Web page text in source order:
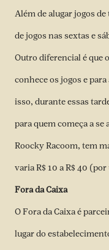
Além de alugar jogos
de jogos nas sextas e
Outro diferencial é que
conhece os jogos e
isso, durante essas
para quem começa a
Roocky Racoom, tem
varia R$ 10 a R$ 40
Fora da Caixa
O Fora da Caixa é
lugar do